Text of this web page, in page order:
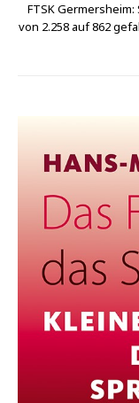
FTSK
von 2.258 auf 862